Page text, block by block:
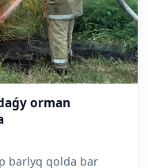
orman
barlyq qolda bar